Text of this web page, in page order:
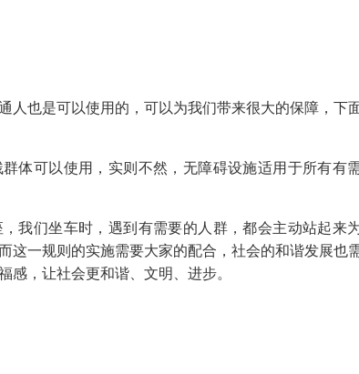
人也是可以使用的，可以为我们带来很大的保障，下
体可以使用，实则不然，无障碍设施适用于所有有
我们坐车时，遇到有需要的人群，都会主动站起来
这一规则的实施需要大家的配合，社会的和谐发展也
，让社会更和谐、文明、进步。